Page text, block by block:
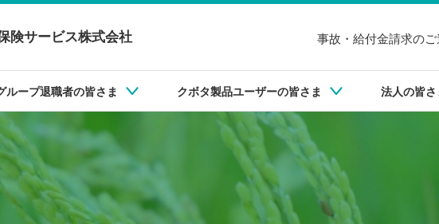
険サービス株式会社
ファミリーライフサポート保険(FLS保険)・LTD制度 医療保険・がん保
ループ退職者の皆さま
ファミリーライフサポート保険(FLS保険)・LTD制度 医療保険・がん保
クボタ製品ユーザーの皆さま
ほ場水管理システムWATARAS クリーン精米屋
法人の皆
事故・給付金請求の